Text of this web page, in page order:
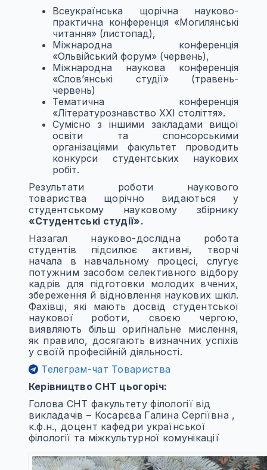
Всеукраїнська щорічна науково-
практична конференція «Могилянські
читання» (листопад),
Міжнародна конференція
«Ольвійський форум» (червень),
Міжнародна наукова конференція
«Слов’янські студії» (травень-
червень)
Тематична конференція
«Літературознавство ХХІ століття».
Сумісно з іншими закладами вищої
освіти та спонсорськими
організаціями факультет проводить
конкурси студентських наукових
робіт.
Результати роботи наукового
товариства щорічно видаються у
студентському науковому збірнику
«Студентські студії».
Назагал науково-дослідна робота
студентів підсилює активні, творчі
начала в навчальному процесі, слугує
потужним засобом селективного відбору
кадрів для підготовки молодих вчених,
збереження й відновлення наукових шкіл.
Фахівці, які мають досвід студентської
наукової роботи, своєю чергою,
виявляють більш оригінальне мислення,
як правило, досягають визначних успіхів
у своїй професійній діяльності.
Телеграм-чат Товариства
Керівництво СНТ цьогоріч:
Голова СНТ факультету філології від
викладачів – Косарєва Галина Сергіївна ,
к.ф.н., доцент кафедри української
філології та міжкультурної комунікації